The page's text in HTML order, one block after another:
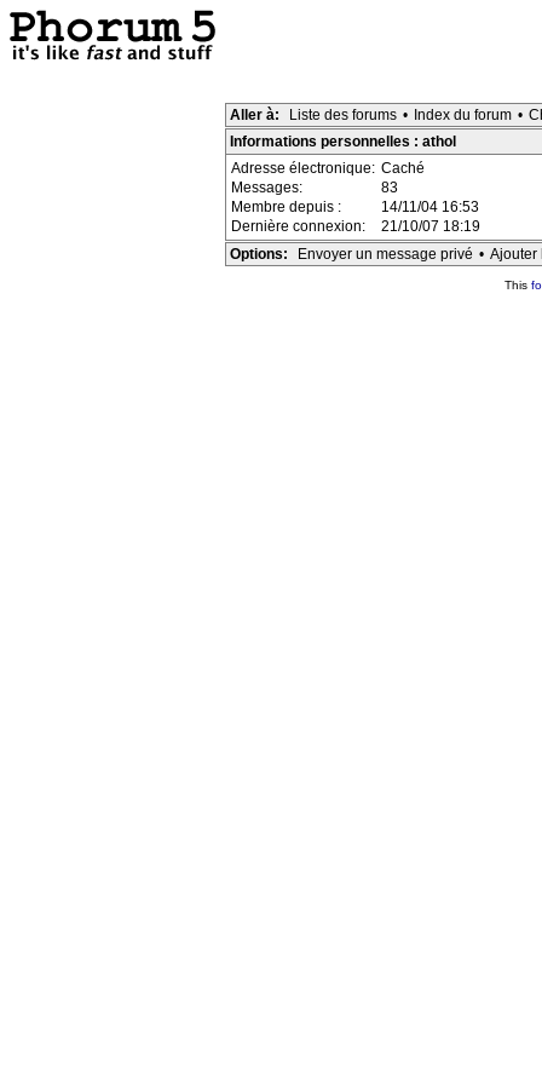
Aller à: Liste des forums • Index du forum •
Informations personnelles : athol
Adresse électronique: Caché
Messages:
83
Membre depuis :
14/11/04 16:53
Dernière connexion:
21/10/07 18:19
Options:
Envoyer un message privé • Ajouter
This